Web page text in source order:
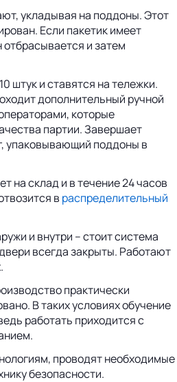
укладывая на поддоны. Этот
Если пакетик имеет
и затем
штук и ставятся на тележки.
дополнительный ручной
которые
партии. Завершает
упаковывающий поддоны в
на склад и в течение 24 часов
в распределительный
и внутри – стоит система
всегда закрыты. Работают
практически
В таких условиях обучение
работать приходится с
проводят необходимые
безопасности.